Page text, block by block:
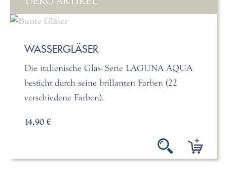
WASSERGLÄSER
Die italienische Glas- Serie LAGUNA AQUA
besticht durch seine brillanten Farben (22
verschiedene Farben).
14,90 €